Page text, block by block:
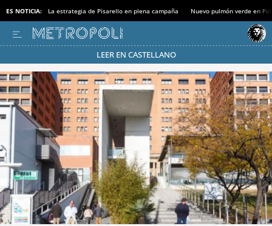
ES NOTICIA: La estrategia de Pisarello en plena campaña Nuevo pulmón verde en
LEER EN CASTELLANO
Pásate al MODO AHORRO